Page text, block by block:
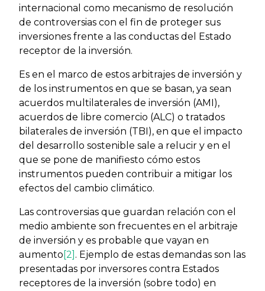
internacional como mecanismo de resolución
de controversias con el fin de proteger sus
inversiones frente a las conductas del Estado
receptor de la inversión.
Es en el marco de estos arbitrajes de inversión y
de los instrumentos en que se basan, ya sean
acuerdos multilaterales de inversión (AMI),
acuerdos de libre comercio (ALC) o tratados
bilaterales de inversión (TBI), en que el impacto
del desarrollo sostenible sale a relucir y en el
que se pone de manifiesto cómo estos
instrumentos pueden contribuir a mitigar los
efectos del cambio climático.
Las controversias que guardan relación con el
medio ambiente son frecuentes en el arbitraje
de inversión y es probable que vayan en
aumento [2] . Ejemplo de estas demandas son las
presentadas por inversores contra Estados
receptores de la inversión (sobre todo) en